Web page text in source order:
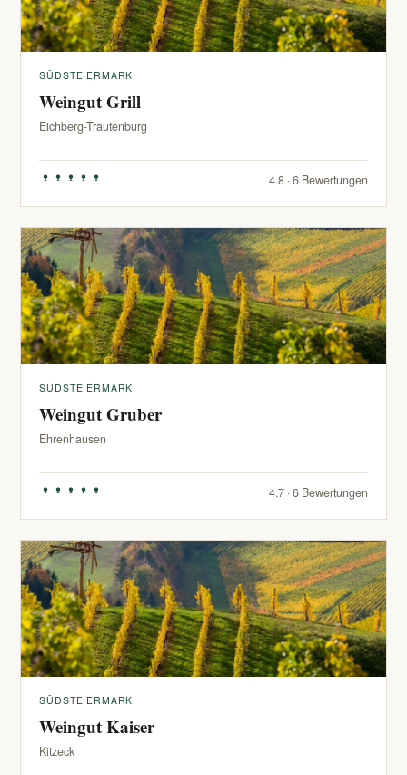
SÜDSTEIERMARK
Weingut Grill
Eichberg-Trautenburg
4.8 · 6 Bewertungen
SÜDSTEIERMARK
Weingut Gruber
Ehrenhausen
4.7 · 6 Bewertungen
SÜDSTEIERMARK
Weingut Kaiser
Kitzeck